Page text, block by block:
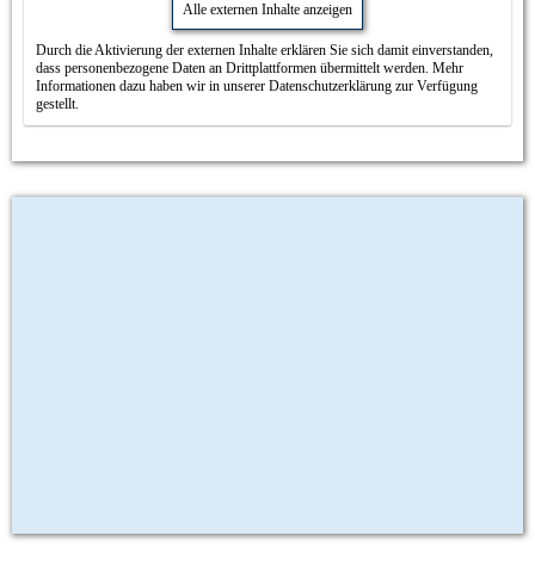
Alle externen Inhalte anzeigen
Durch die Aktivierung der externen Inhalte erklären Sie sich damit einverstanden,
dass personenbezogene Daten an Drittplattformen übermittelt werden. Mehr
Informationen dazu haben wir in unserer Datenschutzerklärung zur Verfügung
gestellt.